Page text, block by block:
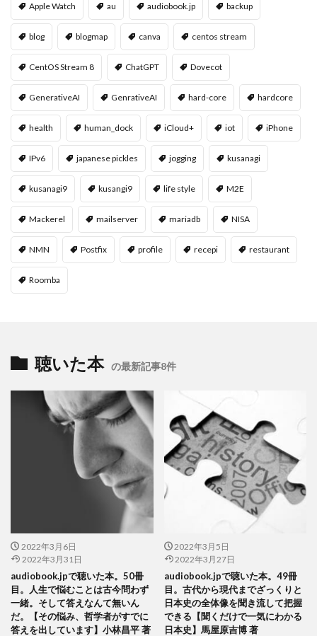
Apple Watch au audiobook.jp backup
blog blogmap canva centos stream
CentOS Stream 8 ChatGPT Dovecot
GenerativeAI GenrativeAI hard-core hardcore
health human_dock iCloud+ iot iPhone
IPv6 japanese pickles jogging kusanagi
kusanagi9 kusangi9 life style M2E
Mackerel mailserver mariadb NISA
NMN Postfix profile recepi restaurant
Roomba
聴いた本 の最新記事8件
2022年3月6日
2022年3月31日
audiobook.jpで聴いた本。50冊
目。人生で悩むことは古今問わず
一緒。そして答えなんて無いん
だ。【その悩み、哲学者がすでに
答えを出しています】小林昌平 著
2022年3月5日
2022年3月27日
audiobook.jpで聴いた本。49冊
目。古代から現代までざっくりと
日本史の全体像を聞き流して把握
できる【聞くだけで一気にわかる
日本史】馬屋原吉博 著